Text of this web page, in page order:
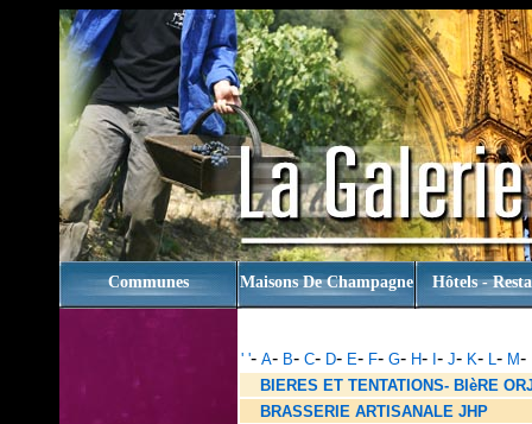
Communes Maisons De Champagne Hôtels -
' '- A- B- C- D- E- F- G- H- - J- K- L- M-
BIERES ET TENTATIONS- BIèRE
BRASSERIE ARTISANALE JHP